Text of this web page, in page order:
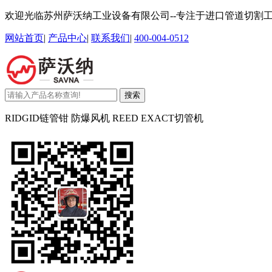
欢迎光临苏州萨沃纳工业设备有限公司--专注于进口管道切割
网站首页| 产品中心| 联系我们| 400-004-0512
搜索
RIDGID链管钳 防爆风机 REED EXACT切管机